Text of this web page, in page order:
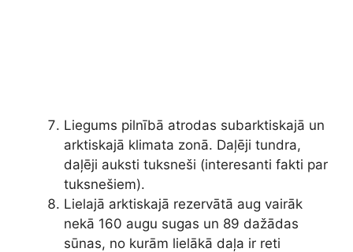
Liegums pilnībā atrodas subarktiskajā un
arktiskajā klimata zonā. Daļēji tundra,
daļēji auksti tuksneši (interesanti fakti par
tuksnešiem).
Lielajā arktiskajā rezervātā aug vairāk
nekā 160 augu sugas un 89 dažādas
sūnas, no kurām lielākā daļa ir reti